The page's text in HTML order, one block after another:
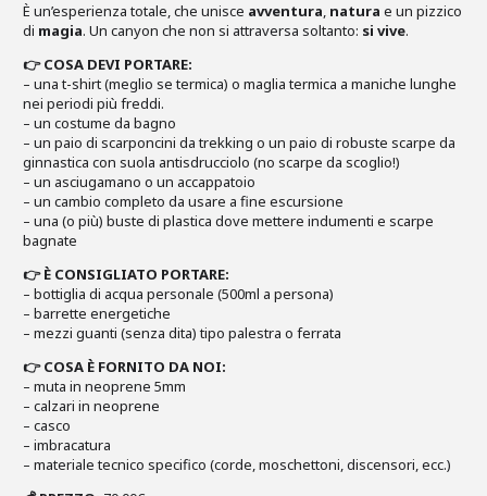
È un’esperienza totale, che unisce avventura, natura e un pizzico
di magia. Un canyon che non si attraversa soltanto: si vive.
👉 COSA DEVI PORTARE:
– una t-shirt (meglio se termica) o maglia termica a maniche lunghe
nei periodi più freddi.
– un costume da bagno
– un paio di scarponcini da trekking o un paio di robuste scarpe da
ginnastica con suola antisdrucciolo (no scarpe da scoglio!)
– un asciugamano o un accappatoio
– un cambio completo da usare a fine escursione
– una (o più) buste di plastica dove mettere indumenti e scarpe
bagnate
👉 È CONSIGLIATO PORTARE:
– bottiglia di acqua personale (500ml a persona)
– barrette energetiche
– mezzi guanti (senza dita) tipo palestra o ferrata
👉 COSA È FORNITO DA NOI:
– muta in neoprene 5mm
– calzari in neoprene
– casco
– imbracatura
– materiale tecnico specifico (corde, moschettoni, discensori, ecc.)